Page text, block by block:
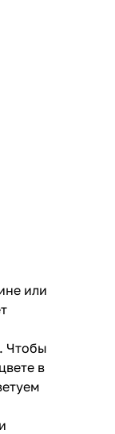
или
Чтобы
в